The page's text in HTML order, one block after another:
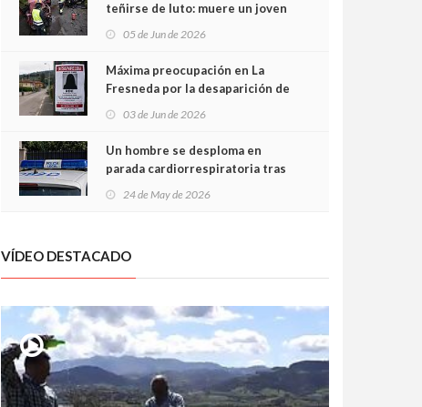
teñirse de luto: muere un joven
05 de Jun de 2026
Máxima preocupación en La
Fresneda por la desaparición de
03 de Jun de 2026
Un hombre se desploma en
parada cardiorrespiratoria tras
24 de May de 2026
VÍDEO DESTACADO